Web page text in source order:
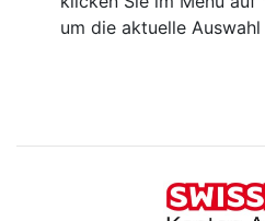
um die aktuelle